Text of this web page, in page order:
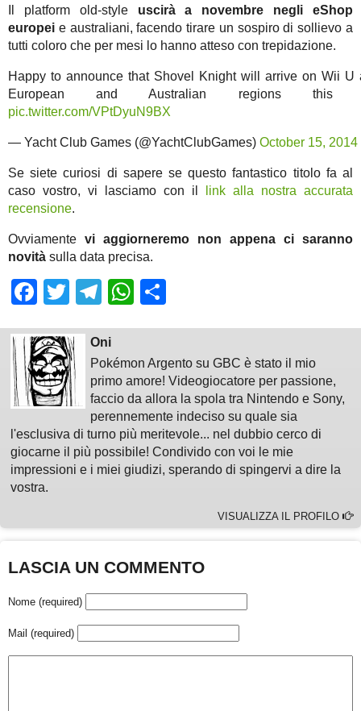
Il platform old-style uscirà a novembre negli eShop
europei e australiani, facendo tirare un sospiro di sollievo a
tutti coloro che per mesi lo hanno atteso con trepidazione.
Happy to announce that Shovel Knight will arrive on Wii U
European and Australian regions this
pic.twitter.com/VPtDyuN9BX
— Yacht Club Games (@YachtClubGames) October 15, 2014
Se siete curiosi di sapere se questo fantastico titolo fa al
caso vostro, vi lasciamo con il
link alla nostra accurata
recensione.
Ovviamente vi aggiorneremo non appena ci saranno
novità sulla data precisa.
Facebook
TwitterTelegram
WhatsApp
Oni
Pokémon Argento su GBC è stato il mio
primo amore! Videogiocatore per passione,
faccio da allora la spola tra Nintendo e Sony,
perennemente indeciso su quale sia
l'esclusiva di turno più meritevole... nel dubbio cerco di
giocarne il più possibile! Condivido con voi le mie
impressioni e i miei giudizi, sperando di spingervi a dire la
vostra.
VISUALIZZA IL PROFILO
LASCIA UN COMMENTO
Nome (required)
Mail (required)